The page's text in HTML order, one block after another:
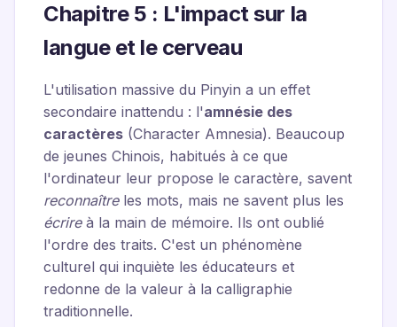
Chapitre 5 : L'impact sur la
langue et le cerveau
L'utilisation massive du Pinyin a un effet
secondaire inattendu : l'amnésie des
caractères (Character Amnesia). Beaucoup
de jeunes Chinois, habitués à ce que
l'ordinateur leur propose le caractère, savent
reconnaîtreles mots, mais ne savent plus les
écrireà la main de mémoire. Ils ont oublié
l'ordre des traits. C'est un phénomène
culturel qui inquiète les éducateurs et
redonne de la valeur à la calligraphie
traditionnelle.